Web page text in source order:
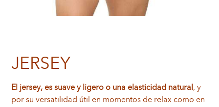
JERSEY
El jersey, es suave y ligero o una elasticidad natural , y
por su versatilidad útil en momentos de relax como en